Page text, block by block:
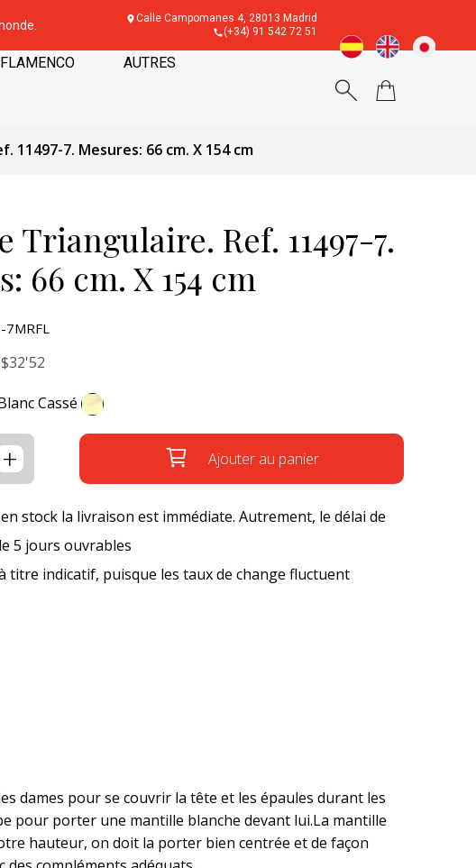
Calle Campomanes 4, 28013 Madrid
(+34) 91 542 72 51
AUTRES
11497-7. Mesures: 66 cm. X 154 cm
Triangulaire. Ref. 11497-7.
66 cm. X 154 cm
$32'52
Cassé
+ Ajouter au panier
stock la livraison est immédiate. Autrement, le délai de
5 jours ouvrables
titre indicatif, puisque les taux de change fluctuent
dames pour se couvrir la tête et les épaules durant les
pour porter une mantille blanche devant lui.La mantille
hauteur, on doit la porter bien centrée et de façon